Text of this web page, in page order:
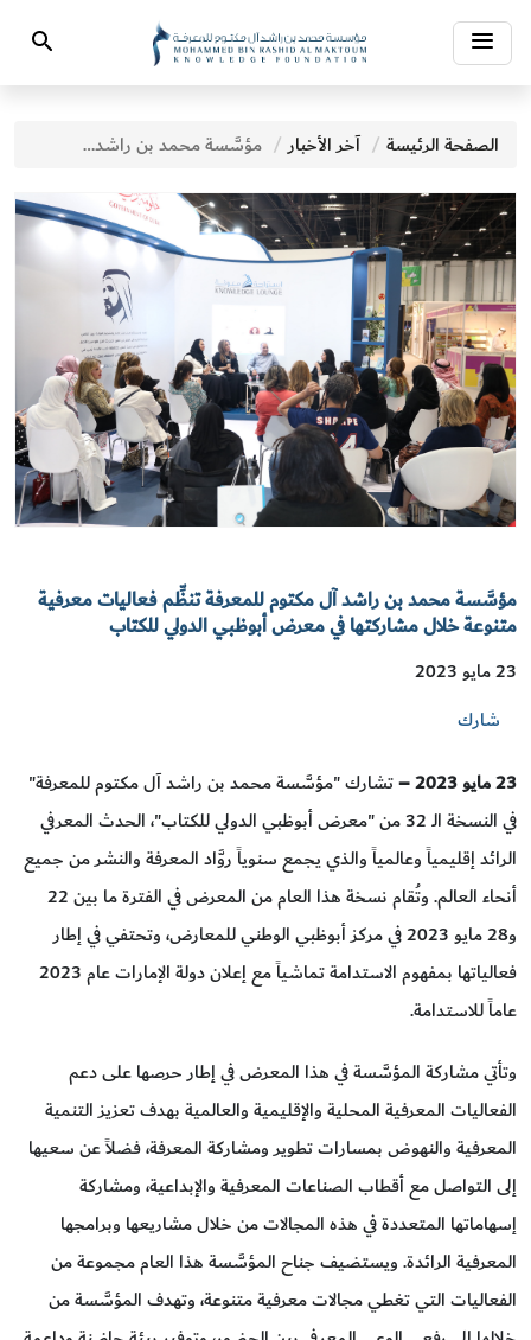
Toggle
navigation
Search
الصفحة الرئيسة آخر الأخبار مؤسَّسة محمد بن راشد آل مكتوم للمعرفة تنظِّم فعاليات معرفية متنوعة خلال مشاركتها في معرض أبوظبي الدولي للكتاب
مؤسَّسة محمد بن راشد آل مكتوم للمعرفة تنظِّم فعاليات معرفية
متنوعة خلال مشاركتها في معرض أبوظبي الدولي للكتاب
23 مايو 2023
شارك
23مايو 2023 –
تشارك "مؤسَّسة محمد بن راشد آل مكتوم للمعرفة"
في النسخة الـ 32 من "معرض أبوظبي الدولي للكتاب"، الحدث المعرفي
الرائد إقليمياً وعالمياً والذي يجمع سنوياً روَّاد المعرفة والنشر من جميع
أنحاء العالم. وتُقام نسخة هذا العام من المعرض في الفترة ما بين 22
و28 مايو 2023 في مركز أبوظبي الوطني للمعارض، وتحتفي في إطار
فعالياتها بمفهوم الاستدامة تماشياً مع إعلان دولة الإمارات عام 2023
عاماً للاستدامة.
وتأتي مشاركة المؤسَّسة في هذا المعرض في إطار حرصها على دعم
الفعاليات المعرفية المحلية والإقليمية والعالمية بهدف تعزيز التنمية
المعرفية والنهوض بمسارات تطوير ومشاركة المعرفة، فضلاً عن سعيها
إلى التواصل مع أقطاب الصناعات المعرفية والإبداعية، ومشاركة
إسهاماتها المتعددة في هذه المجالات من خلال مشاريعها وبرامجها
المعرفية الرائدة. ويستضيف جناح المؤسَّسة هذا العام مجموعة من
الفعاليات التي تغطي مجالات معرفية متنوعة، وتهدف المؤسَّسة من